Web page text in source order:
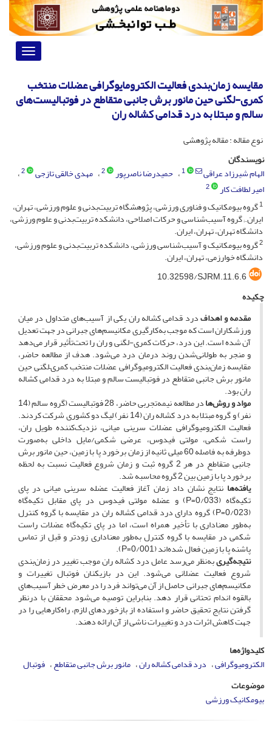
Toggle
مقایسه زمان‌بندی فعالیت الکترومایوگرافی عضلات منتخب
کمری-لگنی حین مانور برش جانبی متقاطع در فوتبالیست‌های
سالم و مبتلا به درد قدامی کشاله ران
نوع مقاله : مقاله پژوهشی
نویسندگان
الهام شیرزاد عراقی
1 حمیدرضا ناصرپور 2 مهدی خالقی تازجی 2
امیر لطافت کار
2
1گروه بیومکانیک و فناوری ورزشی، پژوهشگاه تربیت‌بدنی و علوم ورزشی، تهران،
ایران.; گروه آسیب‌شناسی و حرکات اصلاحی، دانشکده تربیت‌بدنی و علوم ورزشی،
دانشگاه تهران، تهران، ایران.
2گروه بیومکانیک و آسیب‌شناسی ورزشی، دانشکده تربیت‌بدنی و علوم ورزشی،
دانشگاه خوارزمی، تهران، ایران.
10.32598/SJRM.11.6.6
چکیده
مقدمه و اهدافدرد قدامی کشاله ران یکی از آسیب‌های متداول در میان
ورزشکاران است که موجب به‌کارگیری مکانیسم‌های جبرانی در جهت تعدیل
آن‌ شده است. این درد، حرکات کمری-لگنی و ران را تحت‌تأثیر قرار می‌دهد
و منجر به طولانی‌شدن روند درمان درد می‌شود. هدف از مطالعه حاضر،
مقایسه زمان‌بندی فعالیت الکترومیوگرافی عضلات منتخب کمری–لگنی حین
مانور برش جانبی متقاطع در فوتبالیست سالم و مبتلا به درد قدامی کشاله
ران بود.
مواد و روش‌ها در مطالعه نیمه‌تجربی حاضر، 28 فوتبالیست (گروه سالم (14
نفر) و گروه مبتلا به درد کشاله ران (14 نفر) لیگ دو کشوری شرکت کردند.
فعالیت الکترومیوگرافی عضلات سرینی میانی، نزدیک‌کننده طویل ران،
راست شکمی، مولتی فیدوس، عرضی شکمی/مایل داخلی به‌صورت
دوطرفه به فاصله 60 میلی ثانیه از زمان برخورد پا با زمین، حین مانور برش
جانبی متقاطع در هر 2 گروه ثبت و زمان شروع فعالیت نسبت به لحظه
برخورد پا با زمین بین 2 گروه محاسبه شد.
یافته‌ها نتایج نشان داد زمان آغاز فعالیت عضله سرینی میانی در پای
تکیه‌گاه (0/033=P) و عضله مولتی فیدوس در پای مقابل تکیه‌گاه
(0/023=P) گروه دارای درد قدامی کشاله ران در مقایسه با گروه کنترل
به‌طور معناداری با تأخیر همراه است، اما در پای تکیه‌گاه عضلات راست
شکمی در مقایسه با گروه کنترل به‌طور معناداری زودتر و قبل از تماس
پاشنه پا با زمین فعال شده‌اند (0/001=P).
نتیجه‌گیریبه‌نظر می‌رسد عامل درد کشاله ران موجب تغییر در زمان‌بندی
شروع فعالیت عضلانی می‌شود. این در بازیکنان فوتبال تغییرات و
مکانیسم‌های جبرانی حاصل از آن می‌تواند فرد را در معرض خطر آسیب‌های
بالقوه‌ اندام تحتانی قرار دهد. بنابراین توصیه می‌شود محققان با درنظر
گرفتن نتایج تحقیق حاضر و استفاده از بازخوردهای لازم، راه‌کارهایی را در
جهت کاهش اثرات درد و تغییرات ناشی از آن ارائه دهند.
کلیدواژه‌ها
الکترومیوگرافی درد قدامی کشاله ران مانور برش جانبی متقاطع فوتبال
موضوعات
بیومکانیک ورزشی